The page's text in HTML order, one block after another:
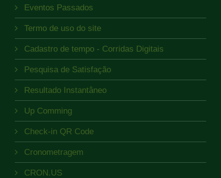
Eventos Passados
Termo de uso do site
Cadastro de tempo - Corridas Digitais
Pesquisa de Satisfação
Resultado Instantâneo
Up Comming
Check-in QR Code
Cronometragem
CRON.US